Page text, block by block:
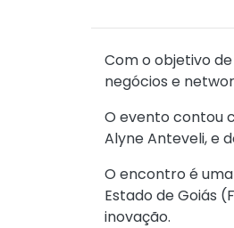
Com o objetivo
negócios e
O evento contou
Alyne Anteveli, e
O encontro é
Estado de Goiás
inovação.